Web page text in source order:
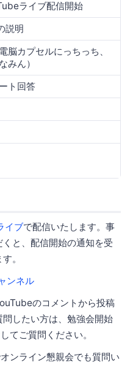
ライブ配信開始
説明
脳カプセルにっちっち、
みん）
ト回答
イブで配信いたします。事
と、配信開始の通知を受
。
ンネル
のコメントから投稿
したい方は、勉強会開始
てご質問ください。
ンライン懇親会でも質問い